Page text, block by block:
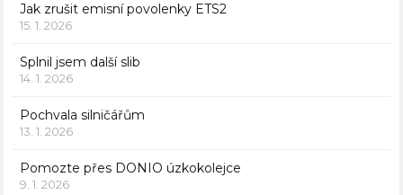
Jak zrušit emisní povolenky ETS2
15. 1. 2026
Splnil jsem další slib
14. 1. 2026
Pochvala silničářům
13. 1. 2026
Pomozte přes DONIO úzkokolejce
9. 1. 2026